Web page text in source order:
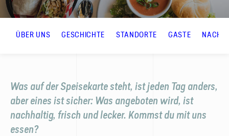
ÜBER UNS GESCHICHTE STANDORTE GASTE
Was auf der Speisekarte steht, ist jeden Tag anders,
aber eines ist sicher: Was angeboten wird, ist
nachhaltig, frisch und lecker. Kommst du mit uns
essen?